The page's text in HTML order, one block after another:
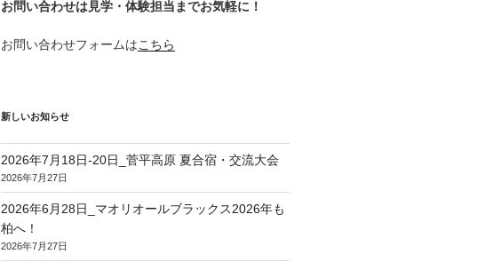
お問い合わせは見学・体験担当までお気軽に！
お問い合わせフォームはこちら
新しいお知らせ
2026年7月18日‐20日_菅平高原 夏合宿・交流大会
2026年7月27日
2026年6月28日_マオリオールブラックス2026年も
柏へ！
2026年7月27日